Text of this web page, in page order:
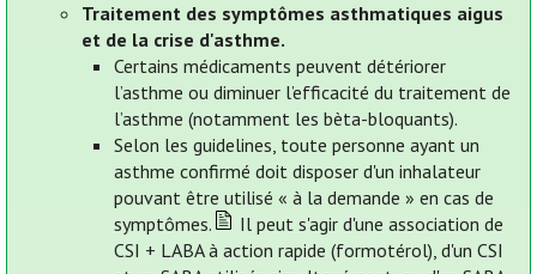
Traitement des symptômes asthmatiques aigus
et de la crise d'asthme.
Certains médicaments peuvent détériorer
l’asthme ou diminuer l’efficacité du traitement de
l’asthme (notamment les bèta-bloquants).
Selon les guidelines, toute personne ayant un
asthme confirmé doit disposer d'un inhalateur
pouvant être utilisé « à la demande » en cas de
symptômes.
Il peut s'agir d'une association de
CSI + LABA à action rapide (formotérol), d'un CSI